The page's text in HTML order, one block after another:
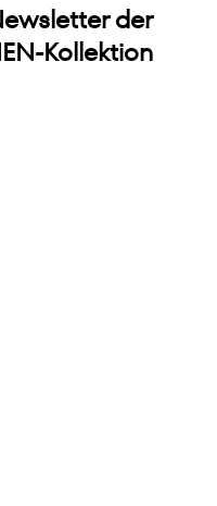
der
Kollektion